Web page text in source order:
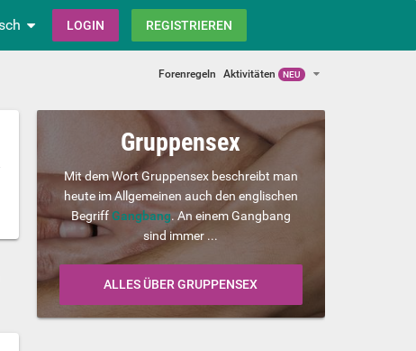
LOGIN REGISTRIEREN
Forenregeln Aktivitäten NEU
Gruppensex
Mit dem Wort Gruppensex beschreibt man
heute im Allgemeinen auch den englischen
BegriffGangbang. An einem Gangbang
sind immer ...
ALLES ÜBER GRUPPENSEX